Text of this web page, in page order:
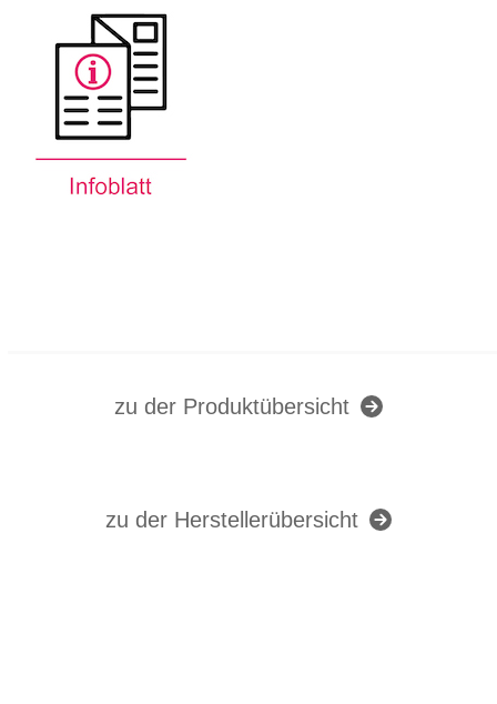
zu der Produktübersicht
zu der Herstellerübersicht